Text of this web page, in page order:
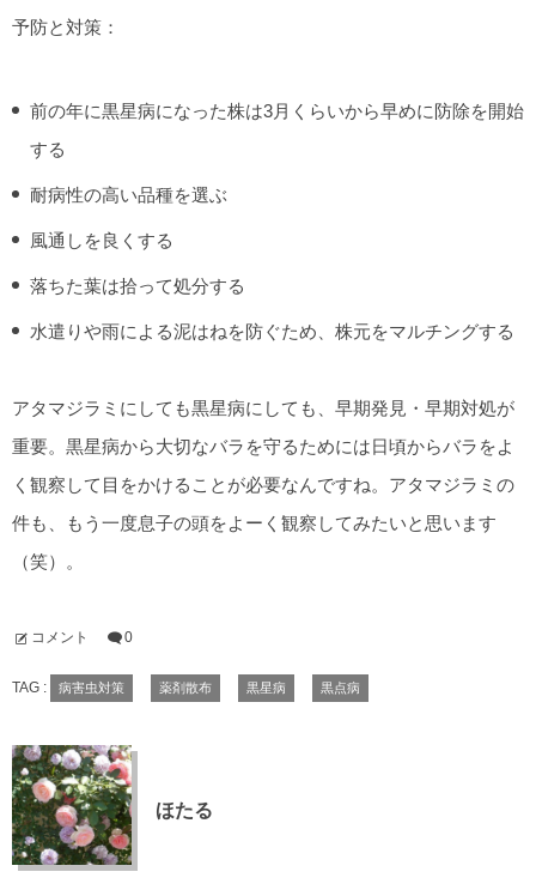
予防と対策：
前の年に黒星病になった株は3月くらいから早めに防除を開始
する
耐病性の高い品種を選ぶ
風通しを良くする
落ちた葉は拾って処分する
水遣りや雨による泥はねを防ぐため、株元をマルチングする
アタマジラミにしても黒星病にしても、早期発見・早期対処が
重要。黒星病から大切なバラを守るためには日頃からバラをよ
く観察して目をかけることが必要なんですね。アタマジラミの
件も、もう一度息子の頭をよーく観察してみたいと思います
（笑）。
コメント 0
TAG : 病害虫対策 薬剤散布 黒星病 黒点病
ほたる